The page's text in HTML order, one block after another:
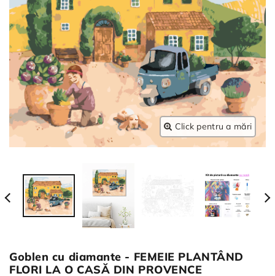
Click pentru a mări
Goblen cu diamante - FEMEIE PLANTÂND
FLORI LA O CASĂ DIN PROVENCE